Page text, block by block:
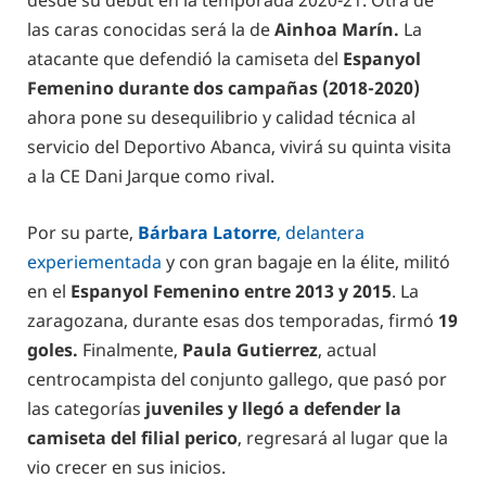
las caras conocidas será la deAinhoa Marín. La
atacante que defendió la camiseta del Espanyol
Femenino durante dos campañas (2018-2020)
ahora pone su desequilibrio y calidad técnica al
servicio del Deportivo Abanca, vivirá su quinta visita
a la CE Dani Jarque como rival.
Por su parte, Bárbara Latorre, delantera
experiementada y con gran bagaje en la élite, militó
en el Espanyol Femenino entre 2013 y 2015. La
zaragozana, durante esas dos temporadas, firmó 19
goles. Finalmente, Paula Gutierrez, actual
centrocampista del conjunto gallego, que pasó por
las categorías juveniles y llegó a defender la
camiseta del filial perico, regresará al lugar que la
vio crecer en sus inicios.